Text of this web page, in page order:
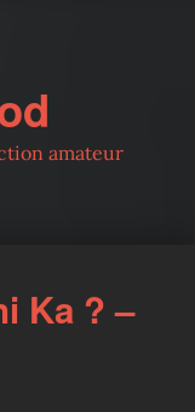
amateur
Ka ? –